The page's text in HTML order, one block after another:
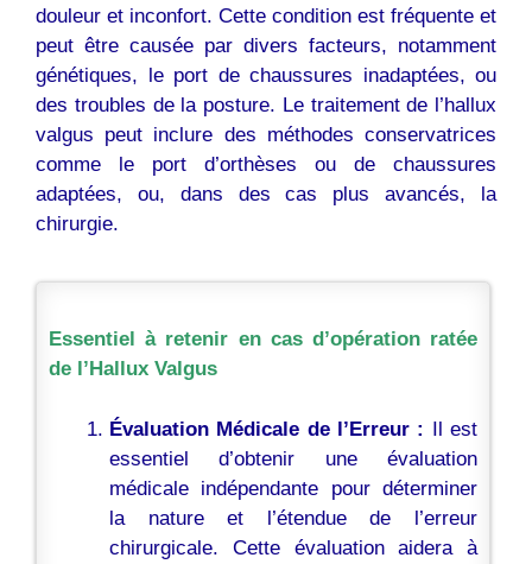
douleur et inconfort. Cette condition est fréquente et
peut être causée par divers facteurs, notamment
génétiques, le port de chaussures inadaptées, ou
des troubles de la posture. Le traitement de l’hallux
valgus peut inclure des méthodes conservatrices
comme le port d’orthèses ou de chaussures
adaptées, ou, dans des cas plus avancés, la
chirurgie.
Essentiel à retenir en cas d’opération ratée
de l’Hallux Valgus
Évaluation Médicale de l’Erreur : Il est
essentiel d’obtenir une évaluation
médicale indépendante pour déterminer
la nature et l’étendue de l’erreur
chirurgicale. Cette évaluation aidera à